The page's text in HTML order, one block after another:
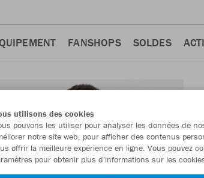
FANSHOPS SOLDES
utilisons des cookies
pouvons les utiliser pour analyser les données de
notre site web, pour afficher des contenus
offrir la meilleure expérience en ligne. Vous pouvez
pour obtenir plus d'informations sur les